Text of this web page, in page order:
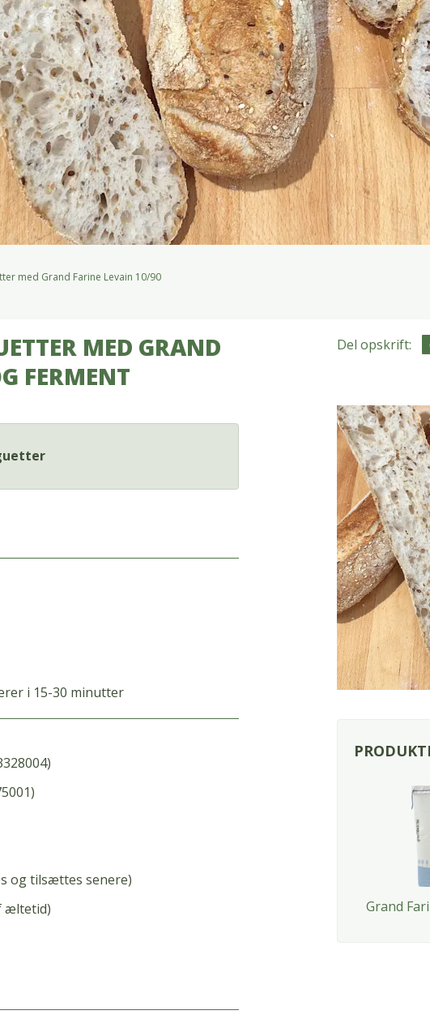
med Grand Farine Levain 10/90
MED GRAND
FERMENT
i 15-30 minutter
og tilsættes senere)
æltetid)
Del opskrift:
Grand